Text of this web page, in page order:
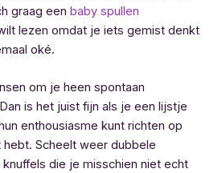
graag een baby spullen
lezen omdat je iets gemist denkt
oké.
om je heen spontaan
is het juist fijn als je een lijstje
enthousiasme kunt richten op
Scheelt weer dubbele
die je misschien niet echt